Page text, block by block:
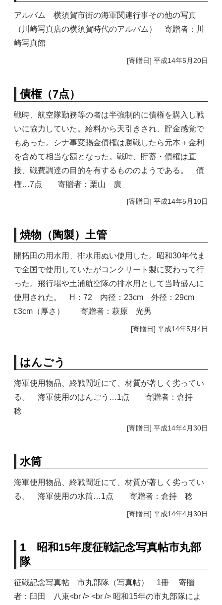
アルバム 横須賀市街の海軍関連行事その他の写真
（川崎写真店の横須賀時代のアルバム） 寄贈者：川
崎写真館
[寄贈日] 平成14年5月20日
債権（7点）
戦時、航空隊勤務等の者は半強制的に債権を購入し戦
いに協力していた。給料から天引きされ、貯金感覚で
もあった。シナ事変賜金債権は勝戦したら元本＋金利
を含めて相当な額となった。戦時、貯蓄・債権は直
接、戦費調達の目的を有するもののようである。 債
権…7点 寄贈者：栗山 廣
[寄贈日] 平成14年5月10日
焼物（陶製）土管
開拓田の用水用、排水用ぬい使用した。昭和30年代ま
で全国で使用していたがコンクリート製に変わって行
った。飛行場や土浦航空隊の排水用として当時盛んに
使用された。 H：72 内径：23cm 外径：29cm
t:3cm（厚さ） 寄贈者：萩原 光男
[寄贈日] 平成14年5月4日
はんごう
海軍使用物品、終戦間近にて、材質が著しく劣ってい
る。 海軍使用のはんごう…1点 寄贈者：倉持
稔
[寄贈日] 平成14年4月30日
水筒
海軍使用物品、終戦間近にて、材質が著しく劣ってい
る。 海軍使用の水筒…1点 寄贈者：倉持 稔
[寄贈日] 平成14年4月30日
1 昭和15年度征戦記念写真帖市丸部
隊
征戦記念写真帖 市丸部隊（写真帖） 1冊 寄贈
者：臼田 八束<br /> <br /> 昭和15年の市丸部隊によ